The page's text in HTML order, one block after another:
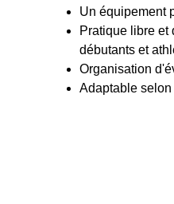
Un équipement
Pratique libre et
débutants et
Organisation
Adaptable